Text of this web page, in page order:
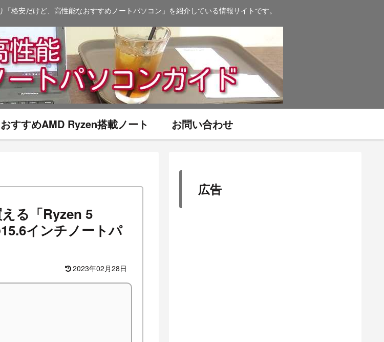
格安だけど、高性能なおすすめノートパソコン」を紹介している情報サイトです。
おすすめAMD Ryzen搭載ノート お問い合わせ
る「Ryzen 5
インチノートパ
2023年02月28日
広告